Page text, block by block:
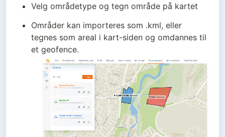
Velg områdetype og tegn område på kartet
Områder kan importeres som .kml, eller
tegnes som areal i kart-siden og omdannes til
et geofence.